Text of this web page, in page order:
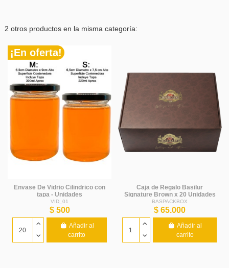
2 otros productos en la misma categoría:
¡En oferta!
Envase De Vidrio Cilindrico con
tapa - Unidades
VID_01
$ 500
Añadir al
carrito
Caja de Regalo Basilur
Signature Brown x 20 Unidades
- Basilur
BASPACKBOX
$ 65.000
Añadir al
carrito